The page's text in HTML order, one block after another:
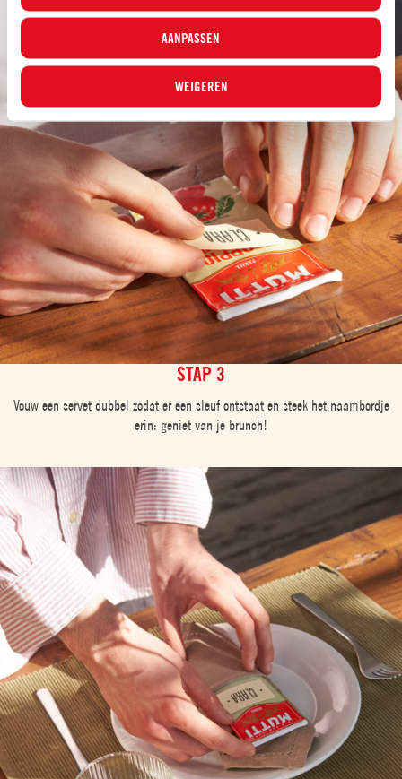
AANPASSEN
WEIGEREN
STAP 3
Vouw een servet dubbel zodat er een sleuf ontstaat en steek het naambordje
erin: geniet van je brunch!